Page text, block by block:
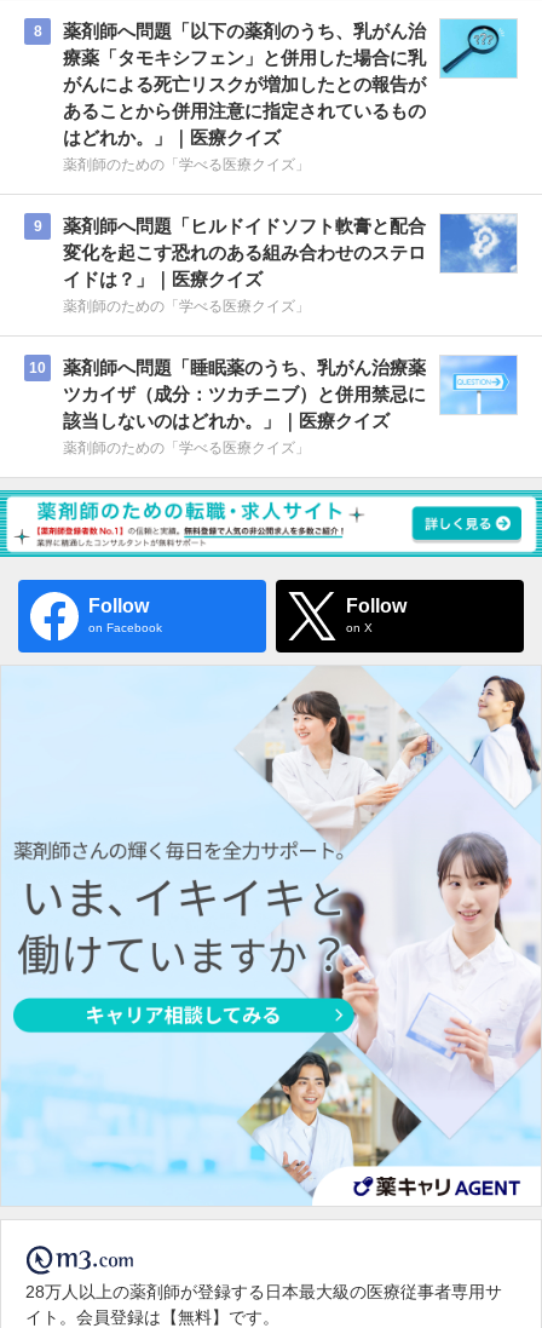
8
薬剤師へ問題「以下の薬剤のうち、乳がん治
療薬「タモキシフェン」と併用した場合に乳
がんによる死亡リスクが増加したとの報告が
あることから併用注意に指定されているもの
はどれか。」｜医療クイズ
薬剤師のための「学べる医療クイズ」
9
薬剤師へ問題「ヒルドイドソフト軟膏と配合
変化を起こす恐れのある組み合わせのステロ
イドは？」｜医療クイズ
薬剤師のための「学べる医療クイズ」
10
薬剤師へ問題「睡眠薬のうち、乳がん治療薬
ツカイザ（成分：ツカチニブ）と併用禁忌に
該当しないのはどれか。」｜医療クイズ
薬剤師のための「学べる医療クイズ」
Follow
on Facebook
Follow
on X
28万人以上の薬剤師が登録する日本最大級の医療従事者専用サ
イト。会員登録は【無料】です。